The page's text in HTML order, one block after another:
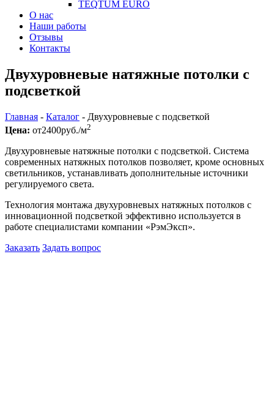
TEQTUM EURO
О нас
Наши работы
Отзывы
Контакты
Двухуровневые натяжные потолки с
подсветкой
Главная - Каталог - Двухуровневые с подсветкой
Цена: от2400руб./м2
Двухуровневые натяжные потолки с подсветкой. Система
современных натяжных потолков позволяет, кроме основных
светильников, устанавливать дополнительные источники
регулируемого света.
Технология монтажа двухуровневых натяжных потолков с
инновационной подсветкой эффективно используется в
работе специалистами компании «РэмЭксп».
Заказать Задать вопрос